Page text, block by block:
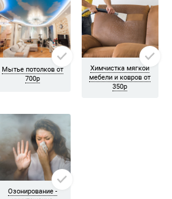
же панорамные окна помыли. Я очень
розетки, отчистили